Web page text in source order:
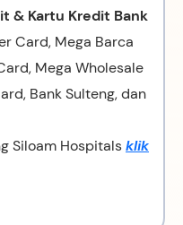
& Kartu Kredit Bank
Card, Mega Barca
Mega Wholesale
Bank Sulteng, dan
Siloam Hospitalsklik